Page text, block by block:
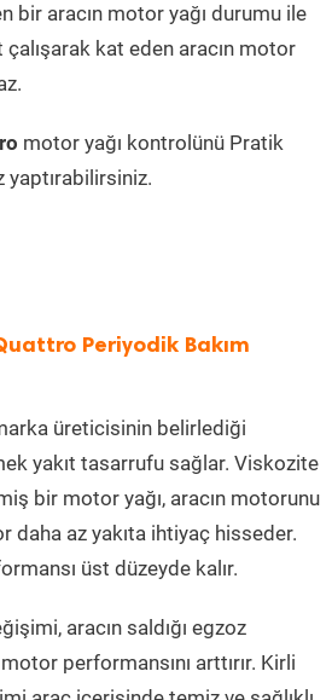
bir aracın motor yağı durumu ile
kat eden aracın motor
motor yağı kontrolünü Pratik
Periyodik Bakım
üreticisinin belirlediği
yakıt tasarrufu sağlar. Viskozite
bir motor yağı, aracın motorunu
daha az yakıta ihtiyaç hisseder.
üst düzeyde kalır.
aracın saldığı egzoz
performansını arttırır. Kirli